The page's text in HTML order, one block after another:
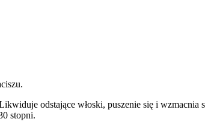
odstające włoski, puszenie się i wzmacnia
stopni.